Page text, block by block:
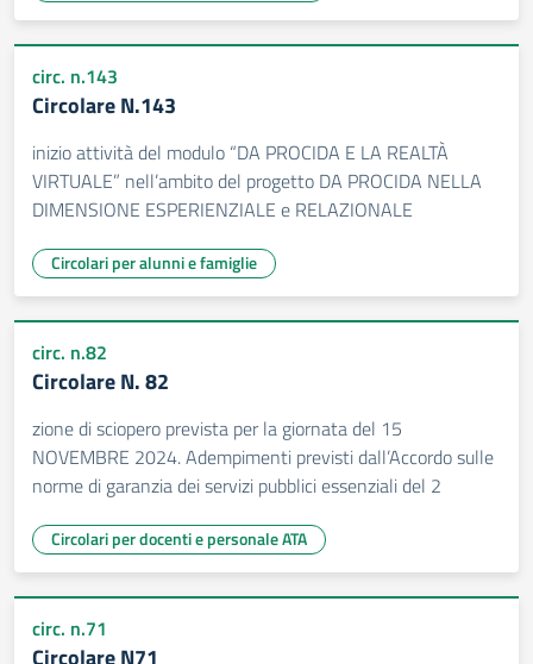
circ. n.143
Circolare N.143
inizio attività del modulo “DA PROCIDA E LA REALTÀ
VIRTUALE” nell’ambito del progetto DA PROCIDA NELLA
DIMENSIONE ESPERIENZIALE e RELAZIONALE
Circolari per alunni e famiglie
circ. n.82
Circolare N. 82
zione di sciopero prevista per la giornata del 15
NOVEMBRE 2024. Adempimenti previsti dall’Accordo sulle
norme di garanzia dei servizi pubblici essenziali del 2
Circolari per docenti e personale ATA
circ. n.71
Circolare N71